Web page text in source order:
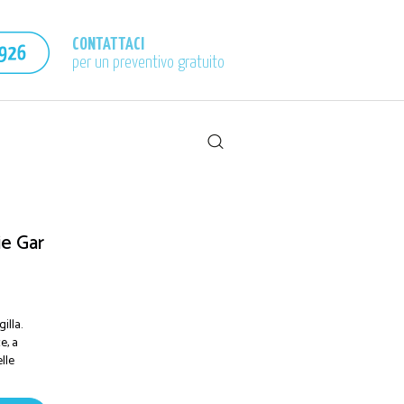
CONTATTACI
per un preventivo gratuito
Gar
a